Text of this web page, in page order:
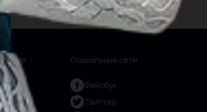
и
Социальные сети
Фейсбук
Твиттер